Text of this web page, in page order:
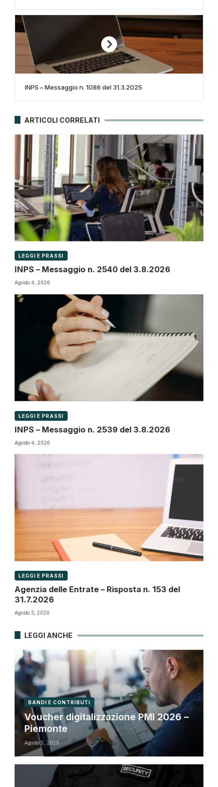
INPS – Messaggio n. 1086 del 31.3.2025
ARTICOLI CORRELATI
LEGGI E PRASSI
INPS – Messaggio n. 2540 del 3.8.2026
Agosto 4, 2026
LEGGI E PRASSI
INPS – Messaggio n. 2539 del 3.8.2026
Agosto 4, 2026
LEGGI E PRASSI
Agenzia delle Entrate – Risposta n. 153 del
31.7.2026
Agosto 3, 2026
LEGGI ANCHE
BANDI E CONTRIBUTI
Voucher digitalizzazione PMI 2026 –
Piemonte
Agosto 5, 2026